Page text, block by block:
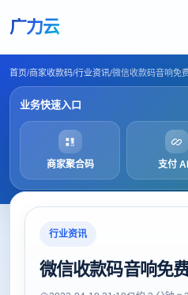
广力云
首页/商家收款码/行业资讯/微信收款码音响免
业务快速入口
商家聚合码 支付
行业资讯
微信收款码音响免